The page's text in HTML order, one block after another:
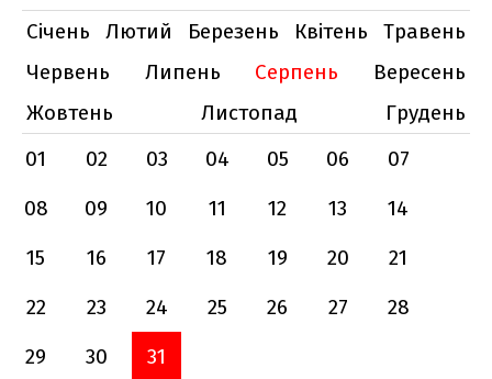
Січень
Лютий Березень Квітень
Травень
Червень
Липень Серпень
Вересень
Жовтень
Листопад
Грудень
01
02 03 04 05 06
07
08
09 10 11 12 13
14
15
16 17 18 19 20
21
22
23 24 25 26 27
28
29
30 31